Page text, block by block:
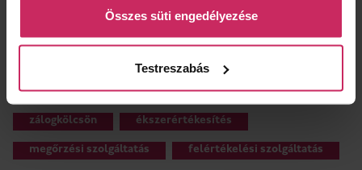
Összes süti engedélyezése
Testreszabás
MILYEN SZOLGÁLTATÁSOK ÉRHETŐK EL ÜZLETÜNKBEN?
zálogkölcsön ékszerértékesítés
megőrzési szolgáltatás felértékelési szolgáltatás